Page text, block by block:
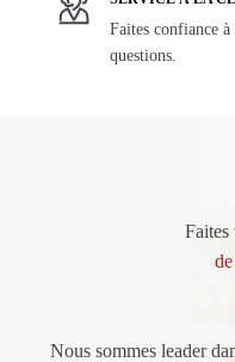
Faites confiance
questions.
Faites
Nous sommes leader